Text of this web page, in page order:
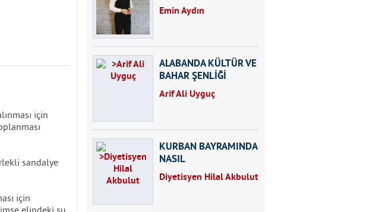
için
sandalye
için
elindeki su
Emin Aydın
ALABANDA KÜLTÜR VE
BAHAR ŞENLİĞİ
Arif Ali Uyguç
KURBAN BAYRAMINDA
NASIL
BESLENMELİYİZ?
Diyetisyen Hilal Akbulut